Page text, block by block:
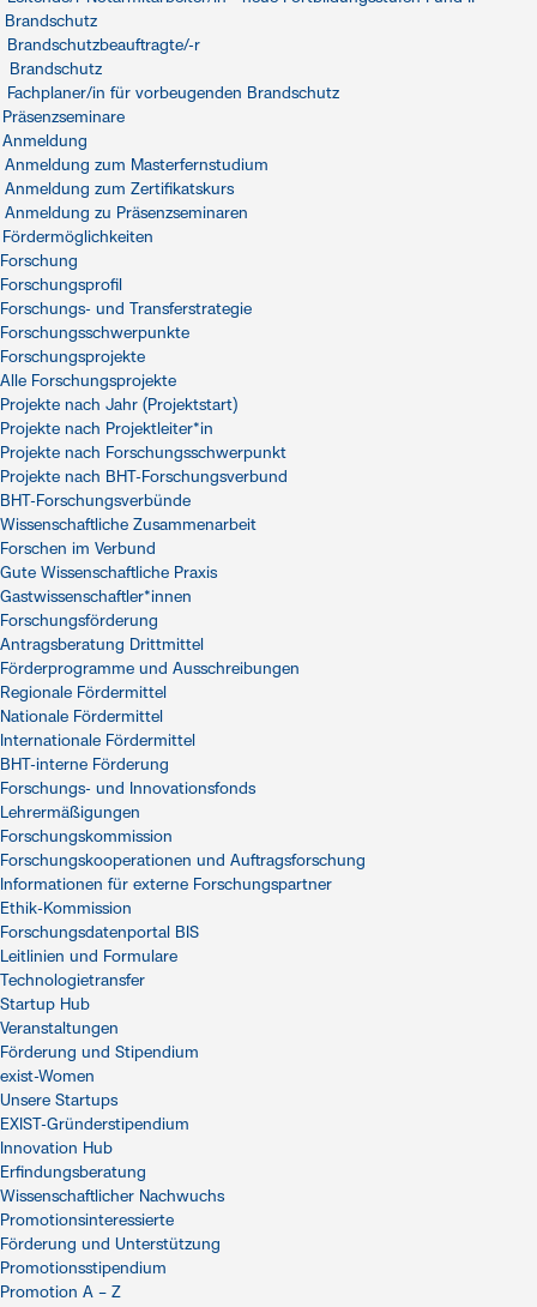
Brandschutz
Brandschutzbeauftragte/-r
Brandschutz
Fachplaner/in für vorbeugenden Brandschutz
Präsenzseminare
Anmeldung
Anmeldung zum Masterfernstudium
Anmeldung zum Zertifikatskurs
Anmeldung zu Präsenzseminaren
Fördermöglichkeiten
Forschung
Forschungsprofil
Forschungs- und Transferstrategie
Forschungsschwerpunkte
Forschungsprojekte
Alle Forschungsprojekte
Projekte nach Jahr (Projektstart)
Projekte nach Projektleiter*in
Projekte nach Forschungsschwerpunkt
Projekte nach BHT-Forschungsverbund
BHT-Forschungsverbünde
Wissenschaftliche Zusammenarbeit
Forschen im Verbund
Gute Wissenschaftliche Praxis
Gastwissenschaftler*innen
Forschungsförderung
Antragsberatung Drittmittel
Förderprogramme und Ausschreibungen
Regionale Fördermittel
Nationale Fördermittel
Internationale Fördermittel
BHT-interne Förderung
Forschungs- und Innovationsfonds
Lehrermäßigungen
Forschungskommission
Forschungskooperationen und Auftragsforschung
Informationen für externe Forschungspartner
Ethik-Kommission
Forschungsdatenportal BIS
Leitlinien und Formulare
Technologietransfer
Startup Hub
Veranstaltungen
Förderung und Stipendium
exist-Women
Unsere Startups
EXIST-Gründerstipendium
Innovation Hub
Erfindungsberatung
Wissenschaftlicher Nachwuchs
Promotionsinteressierte
Förderung und Unterstützung
Promotionsstipendium
Promotion A – Z